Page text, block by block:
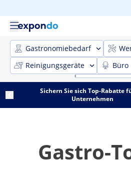
Gastronomiebedarf
Reinigungsgeräte
Büro
Sichern Sie sich Top-Rabatte
Unternehmen
Gastro-